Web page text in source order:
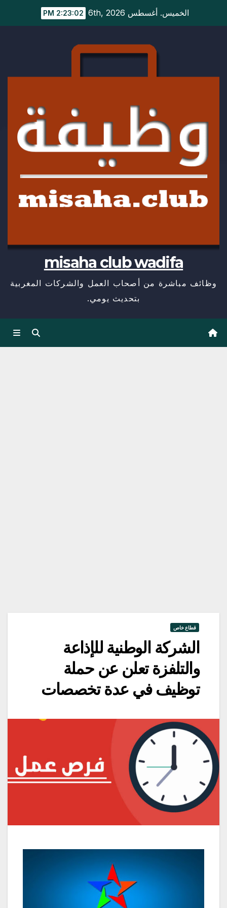
الخميس. أغسطس 6th, 2026 2:23:03 PM
misaha club wadifa
وظائف مباشرة من أصحاب العمل والشركات المغربية
بتحديث يومي.
قطاع خاص
الشركة الوطنية للإذاعة
والتلفزة تعلن عن حملة
توظيف في عدة تخصصات